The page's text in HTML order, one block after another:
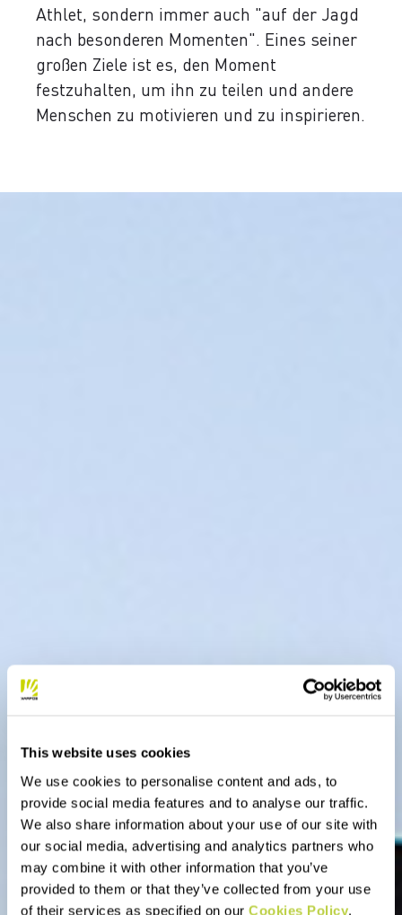
This website uses cookies
We use cookies to personalise content and ads, to
provide social media features and to analyse our traffic.
We also share information about your use of our site with
our social media, advertising and analytics partners who
may combine it with other information that you’ve
provided to them or that they’ve collected from your use
of their services as specified on our Cookies Policy.
Athlet, sondern immer auch "auf der Jagd
nach besonderen Momenten". Eines seiner
großen Ziele ist es, den Moment
festzuhalten, um ihn zu teilen und andere
Menschen zu motivieren und zu inspirieren.